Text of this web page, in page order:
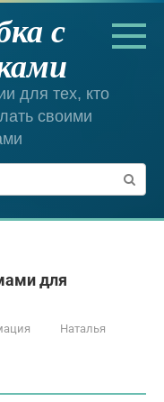
с
для тех, кто
своими
для
Наталья